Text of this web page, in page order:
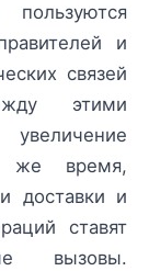
и
связей
этими
же время,
доставки и
ставят
вызовы.